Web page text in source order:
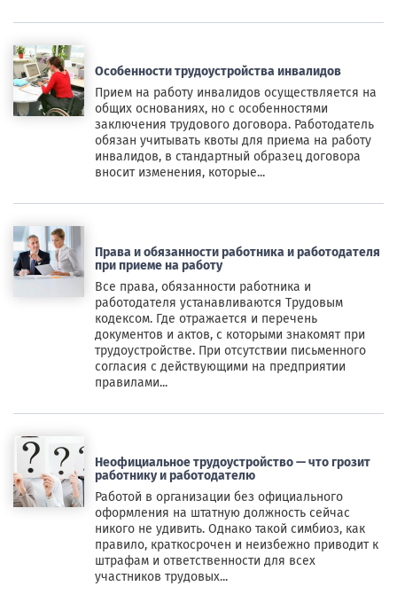
Особенности трудоустройства инвалидов
Прием на работу инвалидов осуществляется на
общих основаниях, но с особенностями
заключения трудового договора. Работодатель
обязан учитывать квоты для приема на работу
инвалидов, в стандартный образец договора
вносит изменения, которые...
Права и обязанности работника и работодателя
при приеме на работу
Все права, обязанности работника и
работодателя устанавливаются Трудовым
кодексом. Где отражается и перечень
документов и актов, с которыми знакомят при
трудоустройстве. При отсутствии письменного
согласия с действующими на предприятии
правилами...
Неофициальное трудоустройство — что грозит
работнику и работодателю
Работой в организации без официального
оформления на штатную должность сейчас
никого не удивить. Однако такой симбиоз, как
правило, краткосрочен и неизбежно приводит к
штрафам и ответственности для всех
участников трудовых...